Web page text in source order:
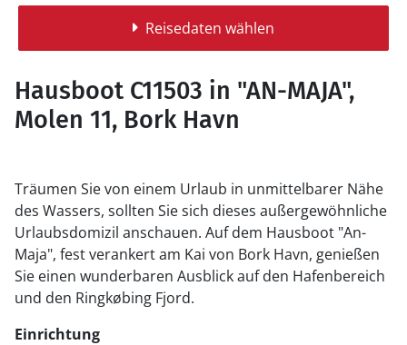
Reisedaten wählen
Hausboot C11503 in "AN-MAJA",
Molen 11, Bork Havn
Träumen Sie von einem Urlaub in unmittelbarer Nähe
des Wassers, sollten Sie sich dieses außergewöhnliche
Urlaubsdomizil anschauen. Auf dem Hausboot "An-
Maja", fest verankert am Kai von Bork Havn, genießen
Sie einen wunderbaren Ausblick auf den Hafenbereich
und den Ringkøbing Fjord.
Einrichtung